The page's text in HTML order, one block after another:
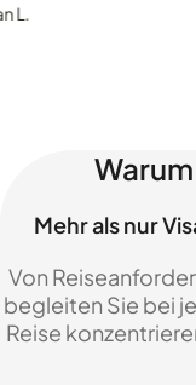
Mehr als nur
Von
begleiten Sie bei
Reise